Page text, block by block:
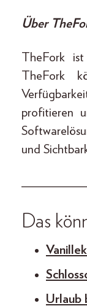
Über
TheFork
TheFork
profitieren
und
Das
Urlaub